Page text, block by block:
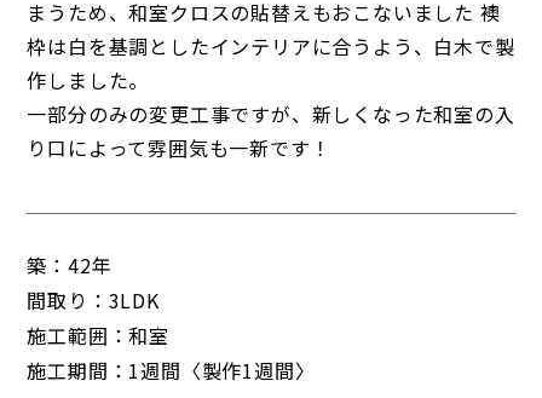
まうため、和室クロスの貼替えもおこないました 襖
枠は白を基調としたインテリアに合うよう、白木で製
作しました。
一部分のみの変更工事ですが、新しくなった和室の入
り口によって雰囲気も一新です！
築：42年
間取り： 3LDK
施工範囲：和室
施工期間： 1週間〈製作1週間〉